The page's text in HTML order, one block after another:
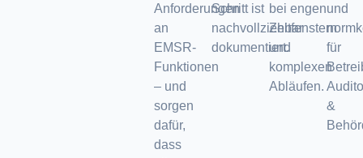
Anforderungen
an
EMSR-
Funktionen
– und
sorgen
dafür,
dass
Schritt ist
nachvollziehbar
dokumentiert.
bei engen
Zeitfenstern
und
komplexen
Abläufen.
und
für
&